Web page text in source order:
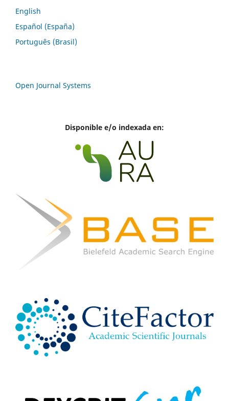
English
Español (España)
Português (Brasil)
Open Journal Systems
Disponible e/o indexada en: